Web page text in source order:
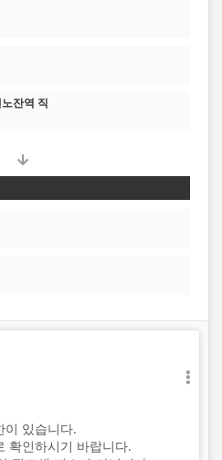
잔역 직
있습니다.
확인하시기 바랍니다.